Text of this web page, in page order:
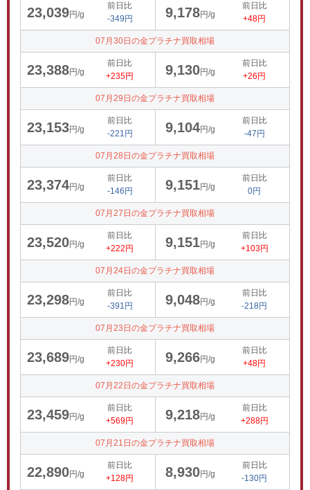
23,039円/g
前日比
-349円
9,178円/g
前日比
+48円
07月30日の金プラチナ買取相場
23,388円/g
前日比
+235円
9,130円/g
前日比
+26円
07月29日の金プラチナ買取相場
23,153円/g
前日比
-221円
9,104円/g
前日比
-47円
07月28日の金プラチナ買取相場
23,374円/g
前日比
-146円
9,151円/g
前日比
0円
07月27日の金プラチナ買取相場
23,520円/g
前日比
+222円
9,151円/g
前日比
+103円
07月24日の金プラチナ買取相場
23,298円/g
前日比
-391円
9,048円/g
前日比
-218円
07月23日の金プラチナ買取相場
23,689円/g
前日比
+230円
9,266円/g
前日比
+48円
07月22日の金プラチナ買取相場
23,459円/g
前日比
+569円
9,218円/g
前日比
+288円
07月21日の金プラチナ買取相場
22,890円/g
前日比
+128円
8,930円/g
前日比
-130円